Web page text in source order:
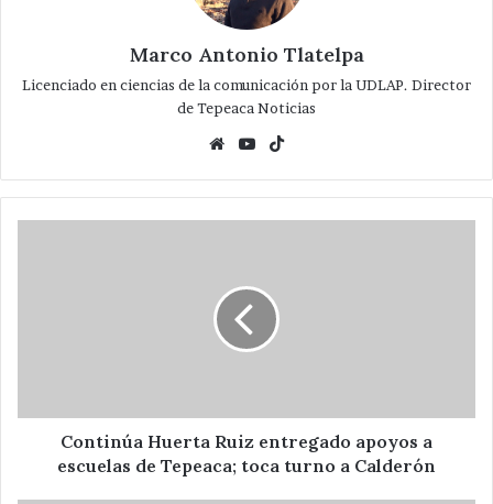
Marco Antonio Tlatelpa
Licenciado en ciencias de la comunicación por la UDLAP. Director
de Tepeaca Noticias
WebsiteYouTube
Tepeaca;
Continúa Huerta Ruiz entregado apoyos a
escuelas de Tepeaca; toca turno a Calderón